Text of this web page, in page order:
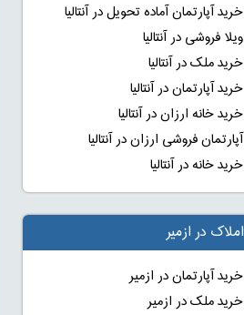
خرید آپارتمان آماده تحویل در آنتالیا
ویلا فروشی در آنتالیا
خرید ملک در آنتالیا
خرید آپارتمان در آنتالیا
خرید خانه ارزان در آنتالیا
آپارتمان فروشی ارزان در آنتالیا
خرید خانه در آنتالیا
املاک در ازمیر
خرید آپارتمان در ازمیر
خرید ملک در ازمیر